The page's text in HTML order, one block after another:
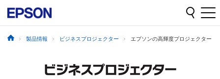
製品情報 ビジネスプロジェクター エプソンの高輝度プロジェクター